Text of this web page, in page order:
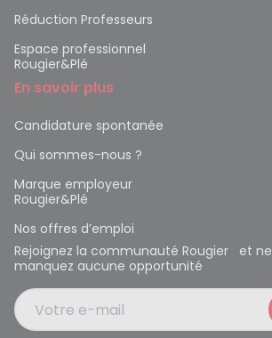
Réduction Professeurs
Espace professionnel
Rougier&Plé
En savoir plus
Candidature spontanée
Qui sommes-nous ?
Marque employeur
Rougier&Plé
Nos offres d’emploi
Rejoignez la communauté Rougier et ne
manquez aucune opportunité
Votre e-mail